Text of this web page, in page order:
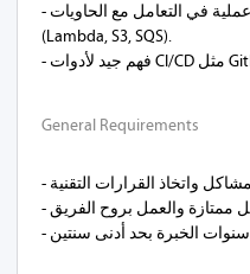
- خبرة عملية في التعامل مع الحاويات Docker وخدمات AWS مثل
(Lambda, S3, SQS).
General Requirements
- مهارات تحليلية وقدرة على حل المشاكل واتخاذ القرارات التقنية.
- مهارات تواصل ممتازة والعمل بروح الفريق.